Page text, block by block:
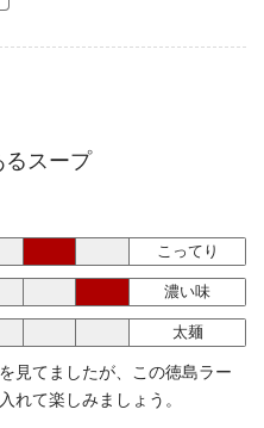
るスープ
こってり
濃い味
太麺
見てましたが、この徳島ラー
れて楽しみましょう。